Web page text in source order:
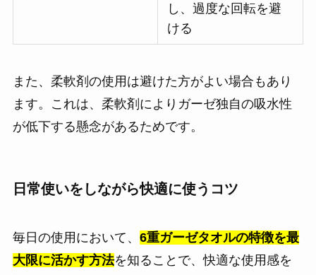
し、過度な回転を避
ける
また、柔軟剤の使用は避けた方がよい場合もあり
ます。これは、柔軟剤によりガーゼ独自の吸水性
が低下する懸念があるためです。
日常使いをしながら快適に使うコツ
毎日の使用において、 6重ガーゼタオルの特徴を最
大限に活かす方法を知ることで、快適な使用感を